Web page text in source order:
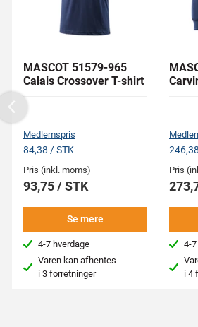
MASCOT 51579-965
Calais Crossover T-shirt
Medlemspris
84,38 / STK
Pris (inkl. moms)
93,75 / STK
Se mere
4-7 hverdage
Varen kan afhentes
i3 forretninger
Pris
4-
i4
Previous